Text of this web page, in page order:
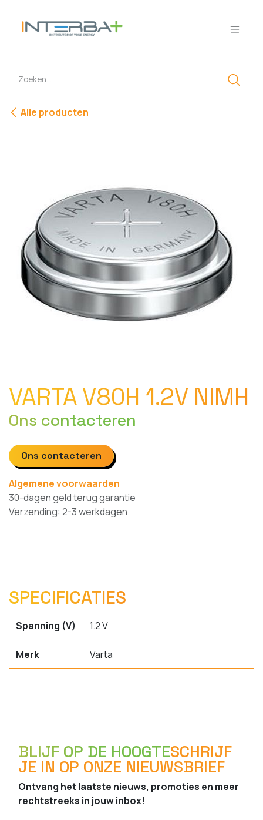
Alle producten
VARTA V80H 1.2V NIMH
Ons contacteren
Ons contacteren
Algemene voorwaarden
30-dagen geld terug garantie
Verzending: 2-3 werkdagen
SPECIFICATIES
Spanning (V) 1.2 V
Merk Varta
BLIJF OP DE HOOGTESCHRIJF
JE IN OP ONZE NIEUWSBRIEF
Ontvang het laatste nieuws, promoties en meer
rechtstreeks in jouw inbox!